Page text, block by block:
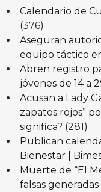
Calendario de
(376)
Aseguran
equipo táctico
Abren registro
jóvenes de 14 a
Acusan a Lady
zapatos rojos”
significa? (281)
Publican
Bienestar |
Muerte de “El
falsas